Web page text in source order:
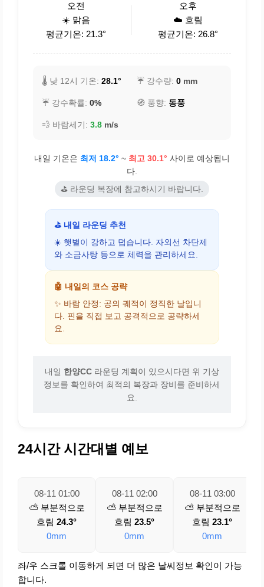
오전
☀️ 맑음
평균기온: 21.3°
오후
☁️ 흐림
평균기온: 26.8°
🌡️ 낮 12시 기온: 28.1° ☔ 강수량: 0 mm
☔ 강수확률: 0% 🧭 풍향: 동풍
💨 바람세기: 3.8 m/s
내일 기온은 최저 18.2° ~ 최고 30.1° 사이로 예상됩니
다.
⛳ 라운딩 복장에 참고하시기 바랍니다.
⛳ 내일 라운딩 추천
☀️ 햇볕이 강하고 덥습니다. 자외선 차단제
와 소금사탕 등으로 체력을 관리하세요.
🤖 내일의 코스 공략
✨ 바람 안정: 공의 궤적이 정직한 날입니
다. 핀을 직접 보고 공격적으로 공략하세
요.
내일 한양CC 라운딩 계획이 있으시다면 위 기상
정보를 확인하여 최적의 복장과 장비를 준비하세
요.
24시간 시간대별 예보
08-11 01:00
⛅ 부분적으로
흐림 24.3°
0mm
08-11 02:00
⛅ 부분적으로
흐림 23.5°
0mm
08-11 03:00
⛅ 부분적으로
흐림 23.1°
0mm
좌/우 스크롤 이동하게 되면 더 많은 날씨정보 확인이 가능
합니다.